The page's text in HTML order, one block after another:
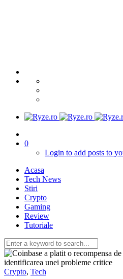
0
Login to add posts to
Acasa
Tech News
Stiri
Crypto
Gaming
Review
Tutoriale
Crypto, Tech